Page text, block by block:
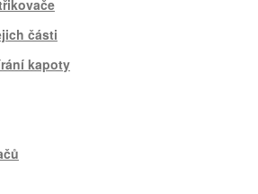
části
kapoty